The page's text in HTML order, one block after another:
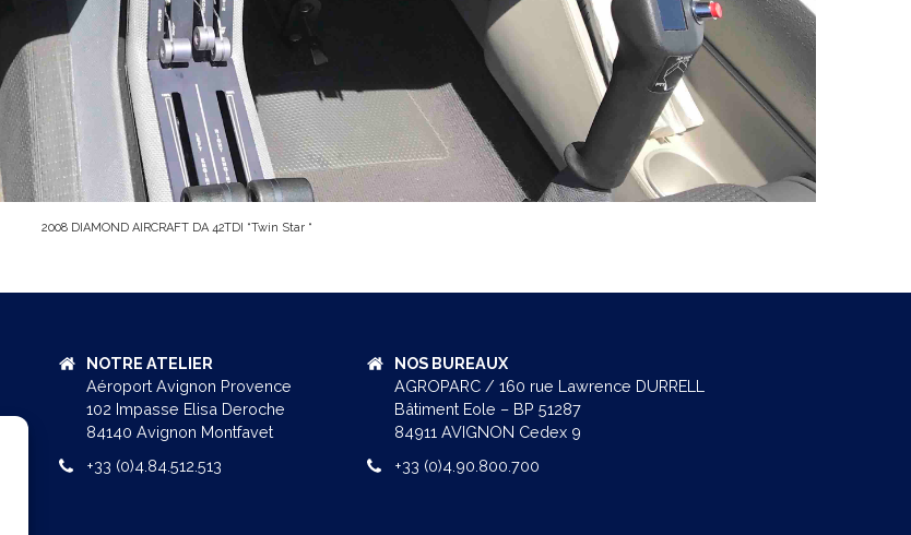
2008 DIAMOND AIRCRAFT DA 42TDI “Twin Star “
NOTRE ATELIER
Aéroport Avignon Provence
102 Impasse Elisa Deroche
84140 Avignon Montfavet
+33 (0)4.84.512.513
NOS BUREAUX
AGROPARC / 160 rue Lawrence DURRELL
Bâtiment Eole – BP 51287
84911 AVIGNON Cedex 9
+33 (0)4.90.800.700